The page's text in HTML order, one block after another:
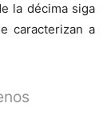
la décima siga
caracterizan a